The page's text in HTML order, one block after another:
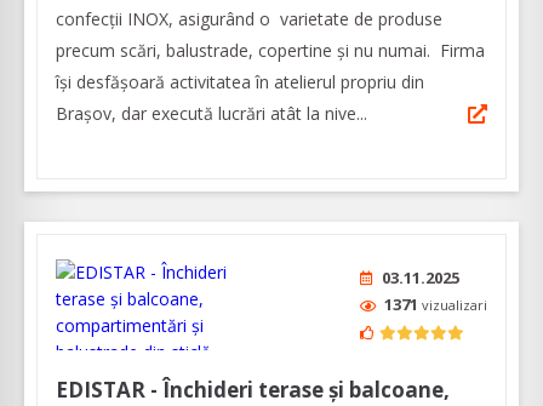
confecții INOX, asigurând o varietate de produse
precum scări, balustrade, copertine și nu numai. Firma
își desfășoară activitatea în atelierul propriu din
Brașov, dar execută lucrări atât la nive...
03.11.2025
1371 vizualizari
EDISTAR - Închideri terase și balcoane,